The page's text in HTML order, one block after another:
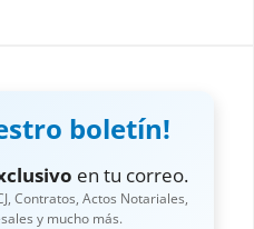
boletín!
en tu correo.
Contratos, Actos Notariales,
y mucho más.